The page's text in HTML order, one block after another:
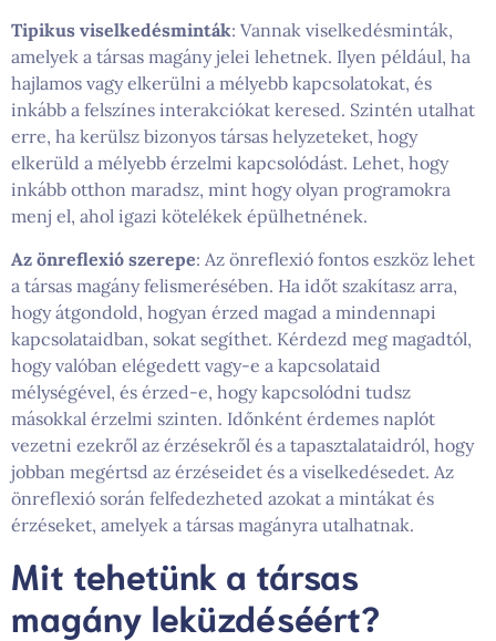
Tipikus viselkedésminták: Vannak viselkedésminták,
amelyek a társas magány jelei lehetnek. Ilyen például, ha
hajlamos vagy elkerülni a mélyebb kapcsolatokat, és
inkább a felszínes interakciókat keresed. Szintén utalhat
erre, ha kerülsz bizonyos társas helyzeteket, hogy
elkerüld a mélyebb érzelmi kapcsolódást. Lehet, hogy
inkább otthon maradsz, mint hogy olyan programokra
menj el, ahol igazi kötelékek épülhetnének.
Az önreflexió szerepe: Az önreflexió fontos eszköz lehet
a társas magány felismerésében. Ha időt szakítasz arra,
hogy átgondold, hogyan érzed magad a mindennapi
kapcsolataidban, sokat segíthet. Kérdezd meg magadtól,
hogy valóban elégedett vagy-e a kapcsolataid
mélységével, és érzed-e, hogy kapcsolódni tudsz
másokkal érzelmi szinten. Időnként érdemes naplót
vezetni ezekről az érzésekről és a tapasztalataidról, hogy
jobban megértsd az érzéseidet és a viselkedésedet. Az
önreflexió során felfedezheted azokat a mintákat és
érzéseket, amelyek a társas magányra utalhatnak.
Mit tehetünk a társas
magány leküzdéséért?